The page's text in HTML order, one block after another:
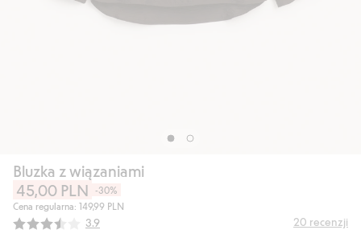
Bluzka z wiązaniami
45,00 PLN
-30%
Cena regularna: 149,99 PLN
Średnia ocena:
3.9 20 recenzji